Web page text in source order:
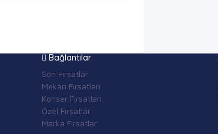
Bağlantılar
Son Fırsatlar
Mekan Fırsatları
Konser Fırsatları
Özel Fırsatlar
Marka Fırsatlar